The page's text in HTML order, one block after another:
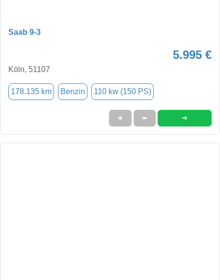
Saab 9-3
5.995 €
Köln, 51107
178.135 km Benzin 110 kw (150 PS)
★ ➦ ➜